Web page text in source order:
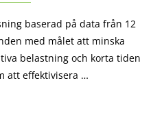
baserad på data från 12
med målet att minska
belastning och korta tiden
att effektivisera …